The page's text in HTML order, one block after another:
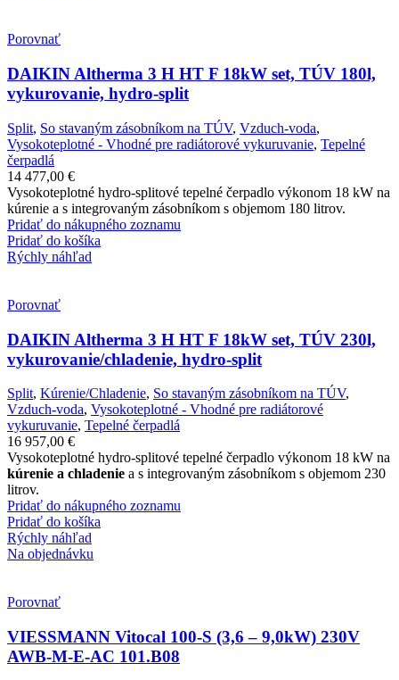
Porovnať
DAIKIN Altherma 3 H HT F 18kW set, TÚV 180l,
vykurovanie, hydro-split
Split, So stavaným zásobníkom na TÚV, Vzduch-voda,
Vysokoteplotné - Vhodné pre radiátorové vykuruvanie, Tepelné
čerpadlá
14 477,00 €
Vysokoteplotné hydro-splitové tepelné čerpadlo výkonom 18 kW na
kúrenie a s integrovaným zásobníkom s objemom 180 litrov.
Pridať do nákupného zoznamu
Pridať do košíka
Rýchly náhľad
Porovnať
DAIKIN Altherma 3 H HT F 18kW set, TÚV 230l,
vykurovanie/chladenie, hydro-split
Split, Kúrenie/Chladenie, So stavaným zásobníkom na TÚV,
Vzduch-voda, Vysokoteplotné - Vhodné pre radiátorové
vykuruvanie, Tepelné čerpadlá
16 957,00 €
Vysokoteplotné hydro-splitové tepelné čerpadlo výkonom 18 kW na
kúrenie a chladenie a s integrovaným zásobníkom s objemom 230
litrov.
Pridať do nákupného zoznamu
Pridať do košíka
Rýchly náhľad
Na objednávku
Porovnať
VIESSMANN Vitocal 100-S (3,6 – 9,0kW) 230V
AWB-M-E-AC 101.B08